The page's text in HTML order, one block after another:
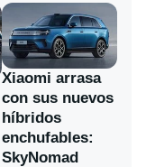
Xiaomi arrasa
con sus nuevos
híbridos
enchufables:
SkyNomad